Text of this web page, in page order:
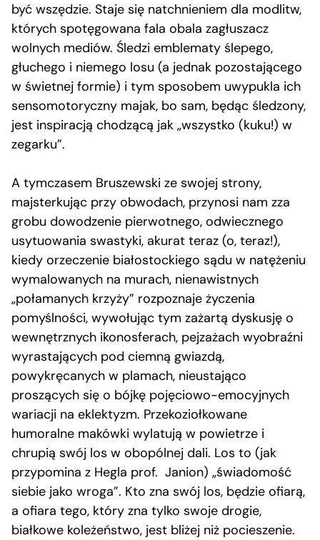
być wszędzie. Staje się natchnieniem dla modlitw,
których spotęgowana fala obala zagłuszacz
wolnych mediów. Śledzi emblematy ślepego,
głuchego i niemego losu (a jednak pozostającego
w świetnej formie) i tym sposobem uwypukla ich
sensomotoryczny majak, bo sam, będąc śledzony,
jest inspiracją chodzącą jak „wszystko (kuku!) w
zegarku”.
A tymczasem Bruszewski ze swojej strony,
majsterkując przy obwodach, przynosi nam zza
grobu dowodzenie pierwotnego, odwiecznego
usytuowania swastyki, akurat teraz (o, teraz!),
kiedy orzeczenie białostockiego sądu w natężeniu
wymalowanych na murach, nienawistnych
„połamanych krzyży” rozpoznaje życzenia
pomyślności, wywołując tym zażartą dyskusję o
wewnętrznych ikonosferach, pejzażach wyobraźni
wyrastających pod ciemną gwiazdą,
powykręcanych w plamach, nieustająco
proszących się o bójkę pojęciowo-emocyjnych
wariacji na eklektyzm. Przekoziołkowane
humoralne makówki wylatują w powietrze i
chrupią swój los w obopólnej dali. Los to (jak
przypomina z Hegla prof. Janion) „świadomość
siebie jako wroga”. Kto zna swój los, będzie ofiarą,
a ofiara tego, który zna tylko swoje drogie,
białkowe koleżeństwo, jest bliżej niż pocieszenie.